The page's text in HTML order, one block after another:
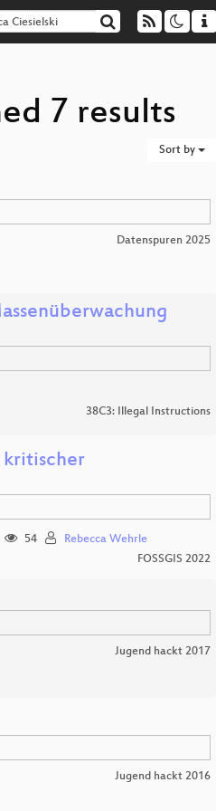
7 results
Sort by
Datenspuren 2025
38C3: Illegal Instructions
kritischer
54
Rebecca Wehrle
FOSSGIS 2022
Jugend hackt 2017
Jugend hackt 2016